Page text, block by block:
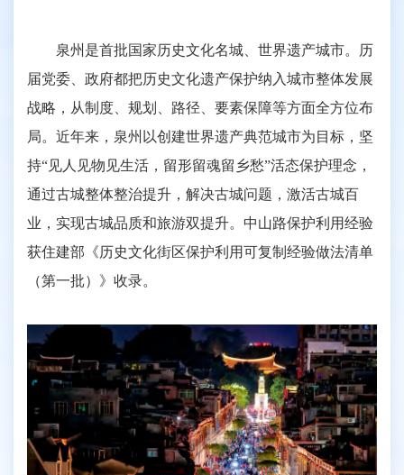
泉州是首批国家历史文化名城、世界遗产城市。历
届党委、政府都把历史文化遗产保护纳入城市整体发展
战略，从制度、规划、路径、要素保障等方面全方位布
局。近年来，泉州以创建世界遗产典范城市为目标，坚
持“见人见物见生活，留形留魂留乡愁”活态保护理念，
通过古城整体整治提升，解决古城问题，激活古城百
业，实现古城品质和旅游双提升。中山路保护利用经验
获住建部《历史文化街区保护利用可复制经验做法清单
（第一批）》收录。